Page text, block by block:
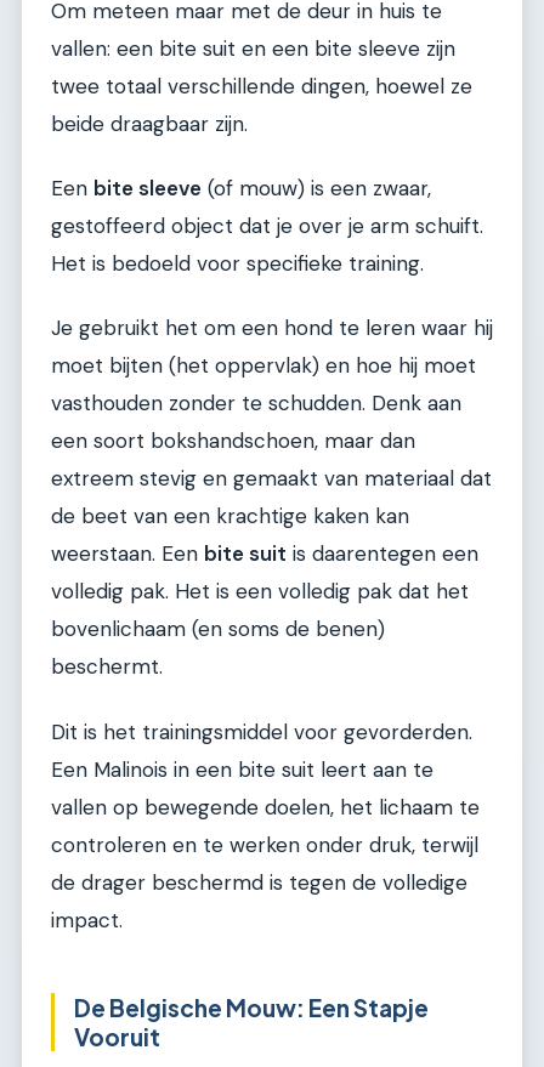
Om meteen maar met de deur in huis te
vallen: een bite suit en een bite sleeve zijn
twee totaal verschillende dingen, hoewel ze
beide draagbaar zijn.
Een bite sleeve (of mouw) is een zwaar,
gestoffeerd object dat je over je arm schuift.
Het is bedoeld voor specifieke training.
Je gebruikt het om een hond te leren waar hij
moet bijten (het oppervlak) en hoe hij moet
vasthouden zonder te schudden. Denk aan
een soort bokshandschoen, maar dan
extreem stevig en gemaakt van materiaal dat
de beet van een krachtige kaken kan
weerstaan. Een bite suit is daarentegen een
volledig pak. Het is een volledig pak dat het
bovenlichaam (en soms de benen)
beschermt.
Dit is het trainingsmiddel voor gevorderden.
Een Malinois in een bite suit leert aan te
vallen op bewegende doelen, het lichaam te
controleren en te werken onder druk, terwijl
de drager beschermd is tegen de volledige
impact.
De Belgische Mouw: Een Stapje
Vooruit